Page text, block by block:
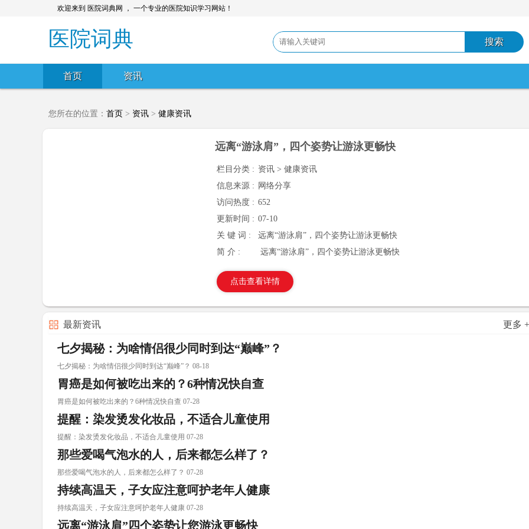
欢迎来到 医院词典网 ， 一个专业的医院知识学习网站！
医院词典
首页 资讯
您所在的位置： 首页 > 资讯 > 健康资讯
远离“游泳肩”，四个姿势让游泳更畅快
栏目分类 : 资讯 > 健康资讯
信息来源 : 网络分享
访问热度 : 652
更新时间 : 07-10
关 键 词 :
远离“游泳肩”，四个姿势让游泳更畅快
简 介 :
远离“游泳肩”，四个姿势让游泳更畅快
点击查看详情
最新资讯 更多 +
七夕揭秘：为啥情侣很少同时到达“巅峰”？
七夕揭秘：为啥情侣很少同时到达“巅峰”？ 08-18
胃癌是如何被吃出来的？6种情况快自查
胃癌是如何被吃出来的？6种情况快自查 07-28
提醒：染发烫发化妆品，不适合儿童使用
提醒：染发烫发化妆品，不适合儿童使用 07-28
那些爱喝气泡水的人，后来都怎么样了？
那些爱喝气泡水的人，后来都怎么样了？ 07-28
持续高温天，子女应注意呵护老年人健康
持续高温天，子女应注意呵护老年人健康 07-28
远离“游泳肩”四个姿势让您游泳更畅快